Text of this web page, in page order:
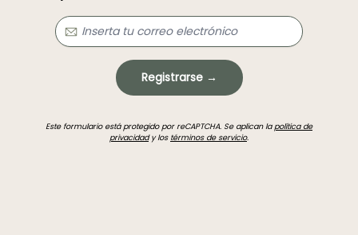
Registrarse →
Este formulario está protegido por reCAPTCHA. Se aplican lapolítica de
privacidady los términos de servicio.